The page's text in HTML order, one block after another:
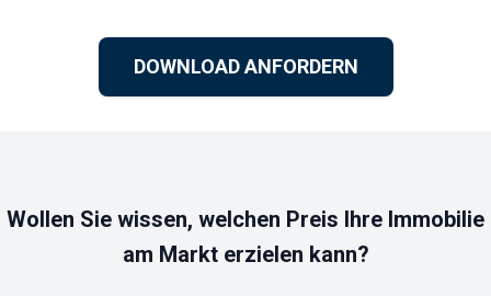
DOWNLOAD ANFORDERN
Wollen Sie wissen, welchen Preis Ihre Immobilie
am Markt erzielen kann?